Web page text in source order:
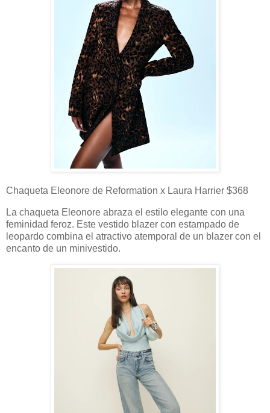
Chaqueta Eleonore de Reformation x Laura Harrier $368
La chaqueta Eleonore abraza el estilo elegante con una
feminidad feroz. Este vestido blazer con estampado de
leopardo combina el atractivo atemporal de un blazer con el
encanto de un minivestido.